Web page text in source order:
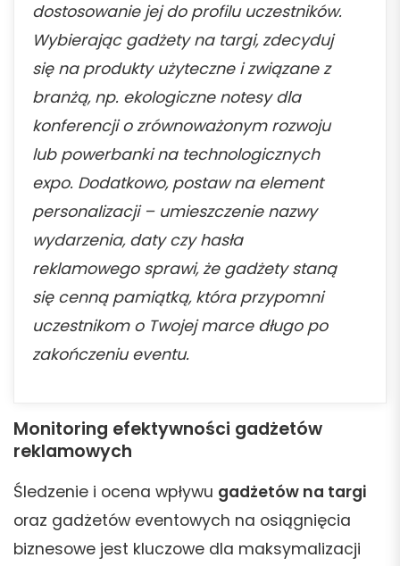
dostosowanie jej do profilu uczestników.
Wybierając gadżety na targi, zdecyduj
się na produkty użyteczne i związane z
branżą, np. ekologiczne notesy dla
konferencji o zrównoważonym rozwoju
lub powerbanki na technologicznych
expo. Dodatkowo, postaw na element
personalizacji – umieszczenie nazwy
wydarzenia, daty czy hasła
reklamowego sprawi, że gadżety staną
się cenną pamiątką, która przypomni
uczestnikom o Twojej marce długo po
zakończeniu eventu.
Monitoring efektywności gadżetów
reklamowych
Śledzenie i ocena wpływu gadżetów na targi
oraz gadżetów eventowych na osiągnięcia
biznesowe jest kluczowe dla maksymalizacji